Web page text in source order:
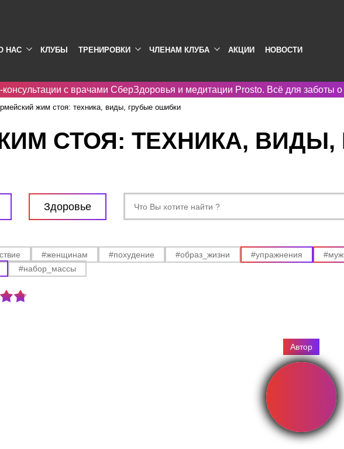
НАС КЛУБЫ ТРЕНИРОВКИ ЧЛЕНАМ КЛУБА АКЦИИ НОВОСТИ
с врачами СберЗдоровья и медитации Prosto. Всё для заботы
жим стоя: техника, виды, грубые ошибки
СТОЯ: ТЕХНИКА,
Здоровье
#женщинам #похудение #образ_жизни #упражнения
#набор_массы
Автор